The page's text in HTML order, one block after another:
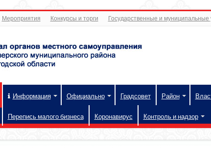
Мероприятия Конкурсы и торги Государственные и муниципальные
Информация Официально Градсовет Район
Перепись малого бизнеса Коронавирус Контроль и надзор